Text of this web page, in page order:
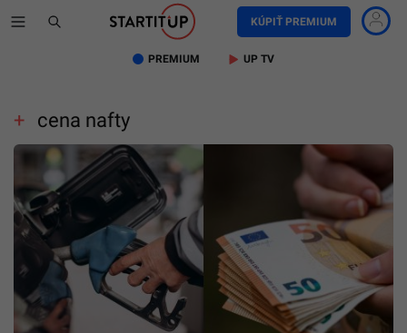
KÚPIŤ PREMIUM
PREMIUM UP TV
cena nafty